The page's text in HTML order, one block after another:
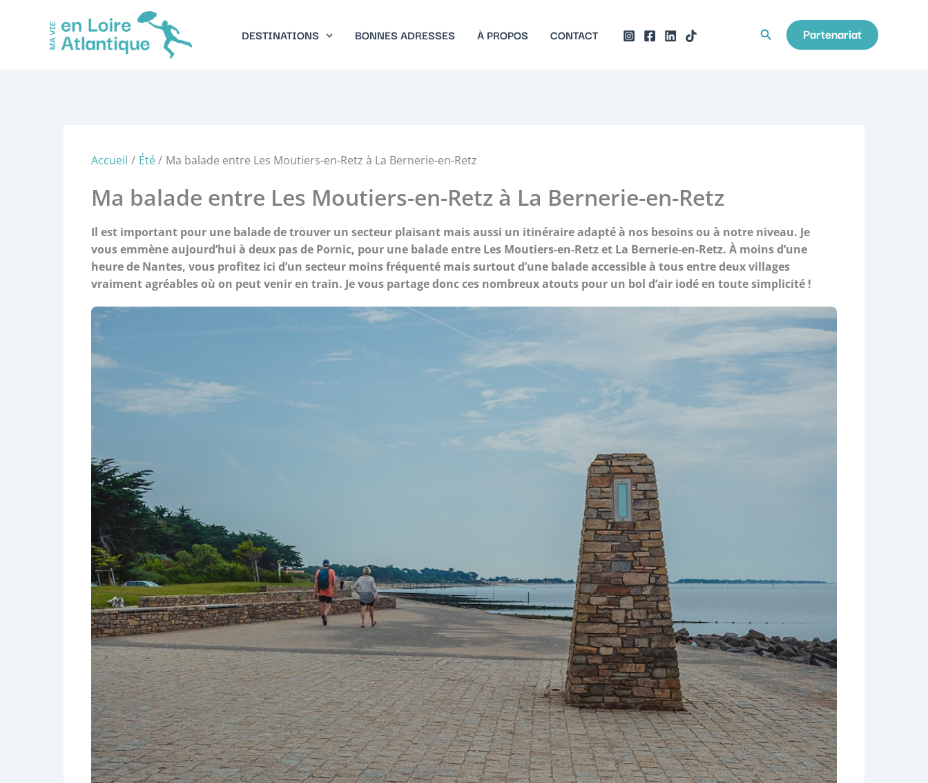
DESTINATIONS BONNES ADRESSES À PROPOS CONTACT RechercherPartenariat
Accueil Été Ma balade entre Les Moutiers-en-Retz à La Bernerie-en-Retz
Ma balade entre Les Moutiers-en-Retz à La Bernerie-en-Retz
Il est important pour une balade de trouver un secteur plaisant mais aussi un itinéraire adapté à nos besoins ou à notre niveau. Je
vous emmène aujourd’hui à deux pas de Pornic, pour une balade entre Les Moutiers-en-Retz et La Bernerie-en-Retz. À moins d’une
heure de Nantes, vous profitez ici d’un secteur moins fréquenté mais surtout d’une balade accessible à tous entre deux villages
vraiment agréables où on peut venir en train. Je vous partage donc ces nombreux atouts pour un bol d’air iodé en toute simplicité !